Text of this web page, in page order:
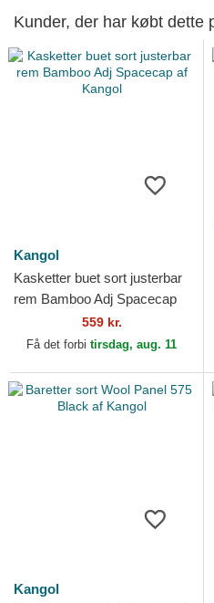
Kunder, der har købt dette
Kangol
Kasketter buet sort justerbar
rem Bamboo Adj Spacecap
559 kr.
Få det forbi tirsdag, aug. 11
Kangol